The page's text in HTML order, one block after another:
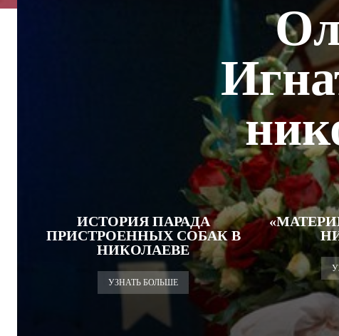
ИСТОРИЯ ПАРАДА
ПРИСТРОЕННЫХ СОБАК В
НИКОЛАЕВЕ
УЗНАТЬ БОЛЬШЕ